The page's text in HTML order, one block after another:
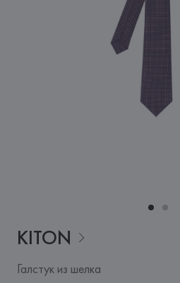
KITON
Галстук из шелка